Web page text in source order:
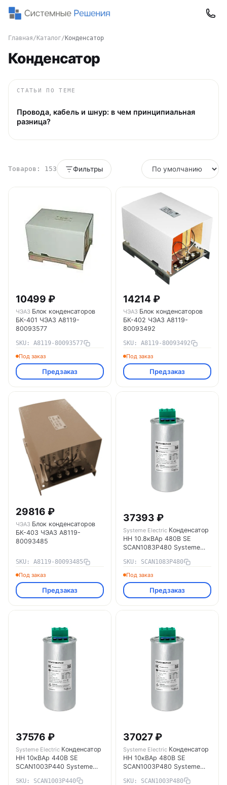
Главная/ Каталог/ Конденсатор
Конденсатор
СТАТЬИ ПО ТЕМЕ
Провода, кабель и шнур: в чем принципиальная
разница?
Товаров: 153 Фильтры
10499 ₽
ЧЭАЗ Блок конденсаторов
БК-401 ЧЭАЗ A8119-
80093577
SKU: A8119-80093577
Под заказ
Предзаказ
14214 ₽
ЧЭАЗ Блок конденсаторов
БК-402 ЧЭАЗ A8119-
80093492
SKU: A8119-80093492
Под заказ
Предзаказ
29816 ₽
ЧЭАЗ Блок конденсаторов
БК-403 ЧЭАЗ A8119-
80093485
SKU: A8119-80093485
Под заказ
Предзаказ
37393 ₽
Systeme Electric Конденсатор
НН 10.8кВАр 480В SE
SCAN1083P480 Systeme
SKU: SCAN1083P480
Под заказ
Предзаказ
37576 ₽
Systeme Electric Конденсатор
НН 10кВАр 440В SE
SCAN1003P440 Systeme
SKU: SCAN1003P440
37027 ₽
Systeme Electric Конденсатор
НН 10кВАр 480В SE
SCAN1003P480 Systeme
SKU: SCAN1003P480